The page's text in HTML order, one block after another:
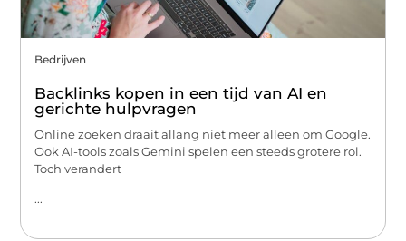
Bedrijven
Backlinks kopen in een tijd van AI en
gerichte hulpvragen
Online zoeken draait allang niet meer alleen om Google.
Ook AI-tools zoals Gemini spelen een steeds grotere rol.
Toch verandert
...